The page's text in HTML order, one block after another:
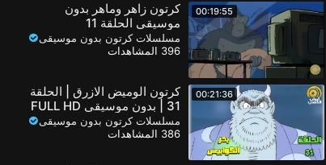
00:19:55
كرتون زاهر وماهر بدون
موسيقى الحلقة 11
مسلسلات كرتون بدون موسيقى
396 المشاهدات
00:21:36
كرتون الوميض الازرق | الحلقة
31 | بدون موسيقى FULL HD
مسلسلات كرتون بدون موسيقى
386 المشاهدات